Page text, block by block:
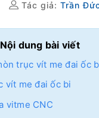
Tác giả:Trần
Nội dung bài viết
trục vít me đai ốc
vít me đai ốc bi
vitme CNC